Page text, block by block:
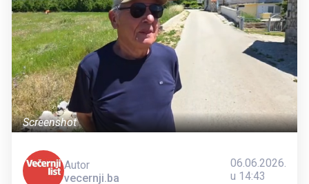
Screenshot
Autor
vecernji.ba
06.06.2026.
u 14:43